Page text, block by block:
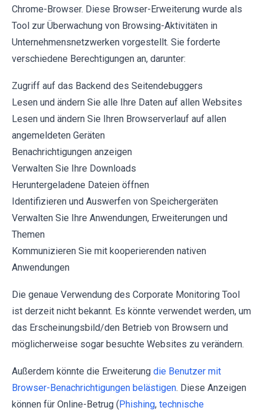
Chrome-Browser. Diese Browser-Erweiterung wurde als
Tool zur Überwachung von Browsing-Aktivitäten in
Unternehmensnetzwerken vorgestellt. Sie forderte
verschiedene Berechtigungen an, darunter:
Zugriff auf das Backend des Seitendebuggers
Lesen und ändern Sie alle Ihre Daten auf allen Websites
Lesen und ändern Sie Ihren Browserverlauf auf allen
angemeldeten Geräten
Benachrichtigungen anzeigen
Verwalten Sie Ihre Downloads
Heruntergeladene Dateien öffnen
Identifizieren und Auswerfen von Speichergeräten
Verwalten Sie Ihre Anwendungen, Erweiterungen und
Themen
Kommunizieren Sie mit kooperierenden nativen
Anwendungen
Die genaue Verwendung des Corporate Monitoring Tool
ist derzeit nicht bekannt. Es könnte verwendet werden, um
das Erscheinungsbild/den Betrieb von Browsern und
möglicherweise sogar besuchte Websites zu verändern.
Außerdem könnte die Erweiterung die Benutzer mit
Browser-Benachrichtigungen belästigen. Diese Anzeigen
können für Online-Betrug (Phishing, technische